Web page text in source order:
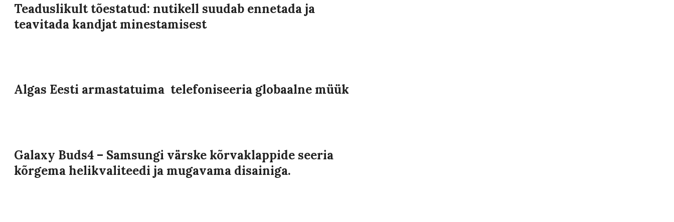
Teaduslikult tõestatud: nutikell suudab ennetada ja
teavitada kandjat minestamisest
Algas Eesti armastatuima telefoniseeria globaalne müük
Galaxy Buds4 – Samsungi värske kõrvaklappide seeria
kõrgema helikvaliteedi ja mugavama disainiga.